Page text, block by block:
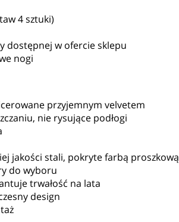
4 sztuki)
dostępnej w ofercie sklepu
nogi
przyjemnym velvetem
nie rysujące podłogi
jakości stali, pokryte farbą proszkową
do wyboru
trwałość na lata
design